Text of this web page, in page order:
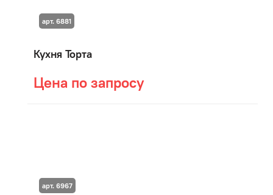
Кухня Торта
Цена по запросу
арт. 6881
арт. 6967